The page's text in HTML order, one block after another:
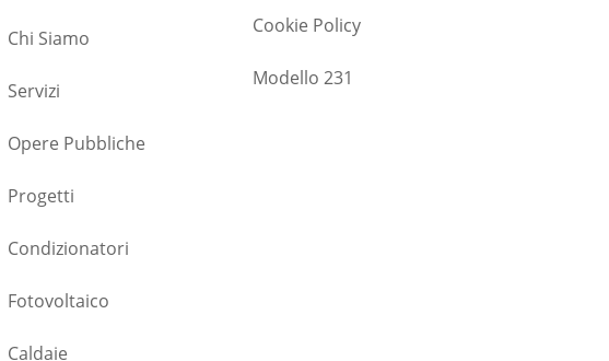
Chi Siamo
Servizi
Opere Pubbliche
Progetti
Condizionatori
Fotovoltaico
Caldaie
Cookie Policy
Modello 231